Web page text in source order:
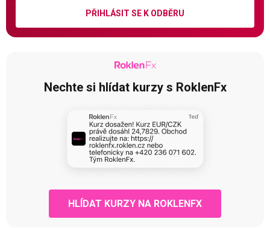
PŘIHLÁSIT SE K ODBĚRU
Nechte si hlídat kurzy s RoklenFx
HLÍDAT KURZY NA ROKLENFX